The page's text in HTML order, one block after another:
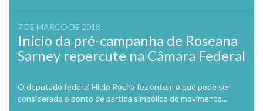
7 DE MARÇO DE 2018
Início da pré-campanha de Roseana
Sarney repercute na Câmara Federal
O deputado federal Hildo Rocha fez ontem o que pode ser
considerado o ponto de partida simbólico do movimento...